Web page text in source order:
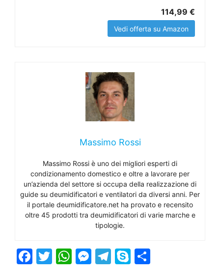
114,99 €
Vedi offerta su Amazon
Massimo Rossi
Massimo Rossi è uno dei migliori esperti di
condizionamento domestico e oltre a lavorare per
un’azienda del settore si occupa della realizzazione di
guide su deumidificatori e ventilatori da diversi anni. Per
il portale deumidificatore.net ha provato e recensito
oltre 45 prodotti tra deumidificatori di varie marche e
tipologie.
F
T
W M T
S